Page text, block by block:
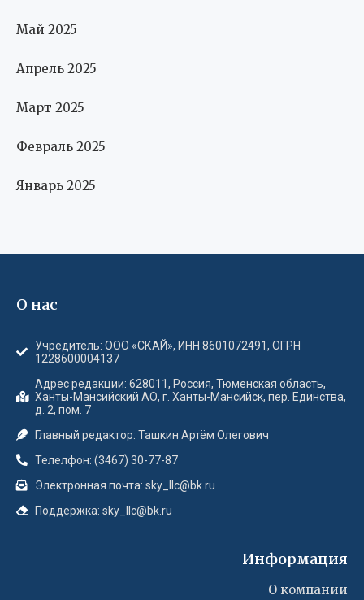
Май 2025
Апрель 2025
Март 2025
Февраль 2025
Январь 2025
О нас
Учредитель: ООО «СКАЙ», ИНН 8601072491, ОГРН
1228600004137
Адрес редакции: 628011, Россия, Тюменская область,
Ханты-Мансийский АО, г. Ханты-Мансийск, пер. Единства,
д. 2, пом. 7
Главный редактор: Ташкин Артём Олегович
Телелфон: (3467) 30-77-87
Электронная почта: sky_llc@bk.ru
Поддержка: sky_llc@bk.ru
Информация
О компании